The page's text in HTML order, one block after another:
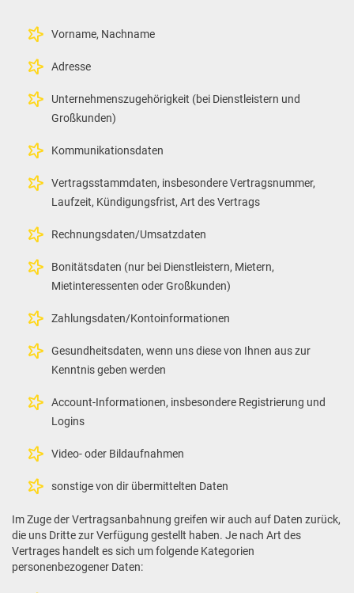
Vorname, Nachname
Adresse
Unternehmenszugehörigkeit (bei Dienstleistern und
Großkunden)
Kommunikationsdaten
Vertragsstammdaten, insbesondere Vertragsnummer,
Laufzeit, Kündigungsfrist, Art des Vertrags
Rechnungsdaten/Umsatzdaten
Bonitätsdaten (nur bei Dienstleistern, Mietern,
Mietinteressenten oder Großkunden)
Zahlungsdaten/Kontoinformationen
Gesundheitsdaten, wenn uns diese von Ihnen aus zur
Kenntnis geben werden
Account-Informationen, insbesondere Registrierung und
Logins
Video- oder Bildaufnahmen
sonstige von dir übermittelten Daten
Im Zuge der Vertragsanbahnung greifen wir auch auf Daten zurück,
die uns Dritte zur Verfügung gestellt haben. Je nach Art des
Vertrages handelt es sich um folgende Kategorien
personenbezogener Daten: